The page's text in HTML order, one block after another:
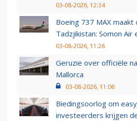
03-08-2026, 12:34
Boeing 737 MAX maakt
Tadzjikistan: Somon Air
03-08-2026, 11:26
Geruzie over officiële
Mallorca
03-08-2026, 11:06
Biedingsoorlog om
investeerders krijgen